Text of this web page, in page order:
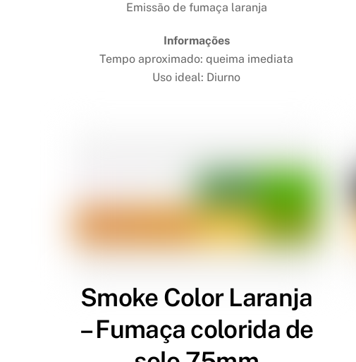
Emissão de fumaça laranja
Informações
Tempo aproximado: queima imediata
Uso ideal: Diurno
Smoke Color Laranja
– Fumaça colorida de